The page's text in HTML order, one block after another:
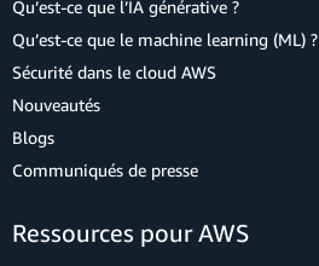
Qu’est-ce que l’IA générative ?
Qu’est-ce que le machine learning (ML) ?
Sécurité dans le cloud AWS
Nouveautés
Blogs
Communiqués de presse
Ressources pour AWS